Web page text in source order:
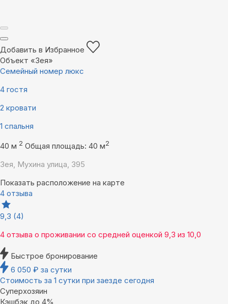
Добавить в Избранное
Объект «Зея»
Семейный номер люкс
4 гостя
2 кровати
1 спальня
40 м 2 Общая площадь: 40 м2
Зея, Мухина улица, 395
Показать расположение на карте
4 отзыва
9,3 (4)
4 отзыва о проживании со средней оценкой 9,3 из 10,0
Быстрое бронирование
6 050 ₽ за сутки
Стоимость за 1 сутки при заезде сегодня
Суперхозяин
Кэшбэк до 4%